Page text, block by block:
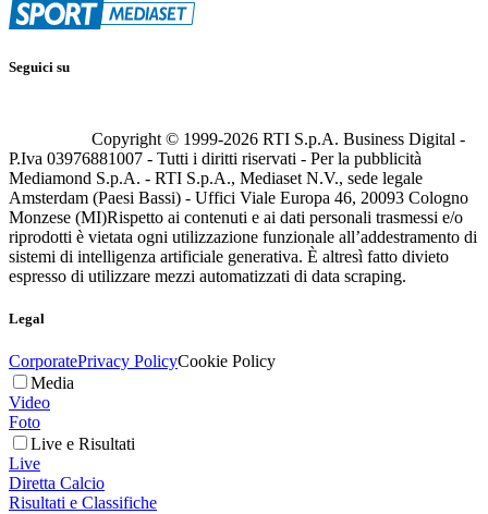
Seguici su
Copyright © 1999-2026 RTI S.p.A. Business Digital -
P.Iva 03976881007 - Tutti i diritti riservati - Per la pubblicità
Mediamond S.p.A. - RTI S.p.A., Mediaset N.V., sede legale
Amsterdam (Paesi Bassi) - Uffici Viale Europa 46, 20093 Cologno
Monzese (MI)Rispetto ai contenuti e ai dati personali trasmessi e/o
riprodotti è vietata ogni utilizzazione funzionale all’addestramento di
sistemi di intelligenza artificiale generativa. È altresì fatto divieto
espresso di utilizzare mezzi automatizzati di data scraping.
Legal
CorporatePrivacy PolicyCookie Policy
Media
Video
Foto
Live e Risultati
Live
Diretta Calcio
Risultati e Classifiche